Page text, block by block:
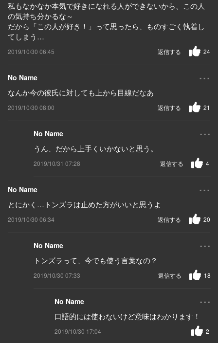
私もなかなか本気で好きになれる人ができないから、この人
の気持ち分かるな～
だから「この人が好き！」って思ったら、ものすごく執着し
てしまう…
2019/10/30 06:45 24
返信する
No Name ...
なんか今の彼氏に対しても上から目線だなあ
2019/10/30 08:00 21
返信する
No Name ...
うん、だから上手くいかないと思う。
2019/10/31 07:28 4
返信する
No Name ...
とにかく…トンズラは止めた方がいいと思うよ
2019/10/30 06:34 20
返信する
No Name ...
トンズラって、今でも使う言葉なの？
2019/10/30 07:33 18
返信する
No Name ...
口語的には使わないけど意味はわかります！
2019/10/30 17:04 2